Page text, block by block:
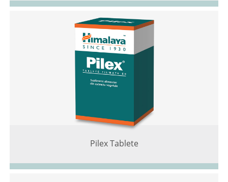
Pilex Tablete